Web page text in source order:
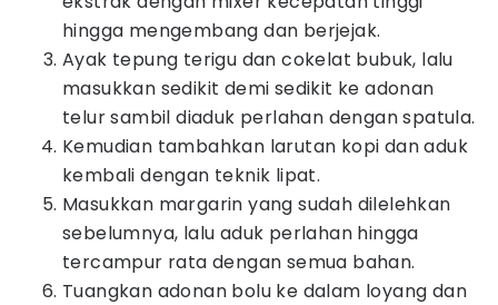
hingga mengembang dan berjejak.
Ayak tepung terigu dan cokelat bubuk, lalu
masukkan sedikit demi sedikit ke adonan
telur sambil diaduk perlahan dengan spatula.
Kemudian tambahkan larutan kopi dan aduk
kembali dengan teknik lipat.
Masukkan margarin yang sudah dilelehkan
sebelumnya, lalu aduk perlahan hingga
tercampur rata dengan semua bahan.
Tuangkan adonan bolu ke dalam loyang dan